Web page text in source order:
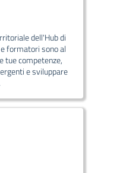
dell'Hub di
formatori sono al
tue competenze,
e sviluppare